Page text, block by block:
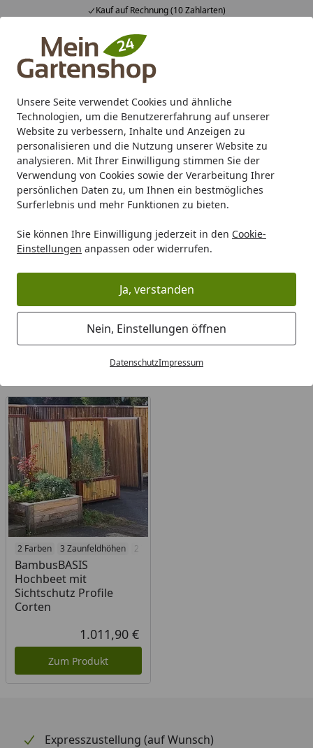
Unsere Seite verwendet Cookies und ähnliche
Technologien, um die Benutzererfahrung auf unserer
Website zu verbessern, Inhalte und Anzeigen zu
personalisieren und die Nutzung unserer Website zu
analysieren. Mit Ihrer Einwilligung stimmen Sie der
Verwendung von Cookies sowie der Verarbeitung Ihrer
persönlichen Daten zu, um Ihnen ein bestmögliches
Surferlebnis und mehr Funktionen zu bieten.
Sie können Ihre Einwilligung jederzeit in den Cookie-
Einstellungen anpassen oder widerrufen.
Ja, verstanden
Nein, Einstellungen öffnen
DatenschutzImpressum
Kauf auf Rechnung (10 Zahlarten)
Alle Produkte
Mein Konto
Suchen
Karibu Pools inkl. gratis Sandfilteranlage & Pool-
Starterset (Gesamtwert bis 468,99€)
Startseite
Marken BambusBASIS BambusBASIS Hochbeet
BambusBASIS Hochbeet mit
Sichtschutz Cortenstahl
Ihre Artikelübersicht
Kategorien
Filter / Sortierung
2 Farben 3 Zaunfeldhöhen 2 Tiefen
BambusBASIS
Hochbeet mit
Sichtschutz Profile
Corten
Aktueller Preis
1.011,90 €
Zum Produkt
Expresszustellung (auf Wunsch)